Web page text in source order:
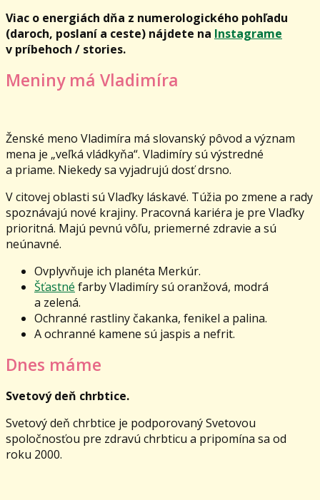
Viac o energiách dňa z numerologického pohľadu
(daroch, poslaní a ceste) nájdete na Instagrame
v príbehoch / stories.
Meniny má Vladimíra
Ženské meno Vladimíra má slovanský pôvod a význam
mena je „veľká vládkyňa“. Vladimíry sú výstredné
a priame. Niekedy sa vyjadrujú dosť drsno.
V citovej oblasti sú Vlaďky láskavé. Túžia po zmene a rady
spoznávajú nové krajiny. Pracovná kariéra je pre Vlaďky
prioritná. Majú pevnú vôľu, priemerné zdravie a sú
neúnavné.
Ovplyvňuje ich planéta Merkúr.
Šťastné farby Vladimíry sú oranžová, modrá
a zelená.
Ochranné rastliny čakanka, fenikel a palina.
A ochranné kamene sú jaspis a nefrit.
Dnes máme
Svetový deň chrbtice.
Svetový deň chrbtice je podporovaný Svetovou
spoločnosťou pre zdravú chrbticu a pripomína sa od
roku 2000.